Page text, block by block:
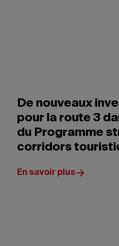
De nouveaux
pour la route 3
du Programme
corridors
En savoir plus